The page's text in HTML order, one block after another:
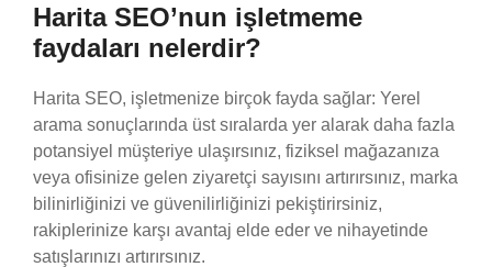
Harita SEO’nun işletmeme
faydaları nelerdir?
Harita SEO, işletmenize birçok fayda sağlar: Yerel
arama sonuçlarında üst sıralarda yer alarak daha fazla
potansiyel müşteriye ulaşırsınız, fiziksel mağazanıza
veya ofisinize gelen ziyaretçi sayısını artırırsınız, marka
bilinirliğinizi ve güvenilirliğinizi pekiştirirsiniz,
rakiplerinize karşı avantaj elde eder ve nihayetinde
satışlarınızı artırırsınız.